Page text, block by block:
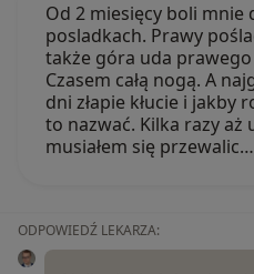
Od 2 miesięcy boli mnie
posladkach. Prawy
także góra uda
Czasem całą nogą. A
dni złapie kłucie i jakby
to nazwać. Kilka razy aż
musiałem się przewalic…
ODPOWIEDŹ LEKARZA: